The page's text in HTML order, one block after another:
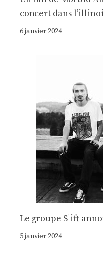
concert dans
6 janvier 2024
Le groupe Slift
5 janvier 2024